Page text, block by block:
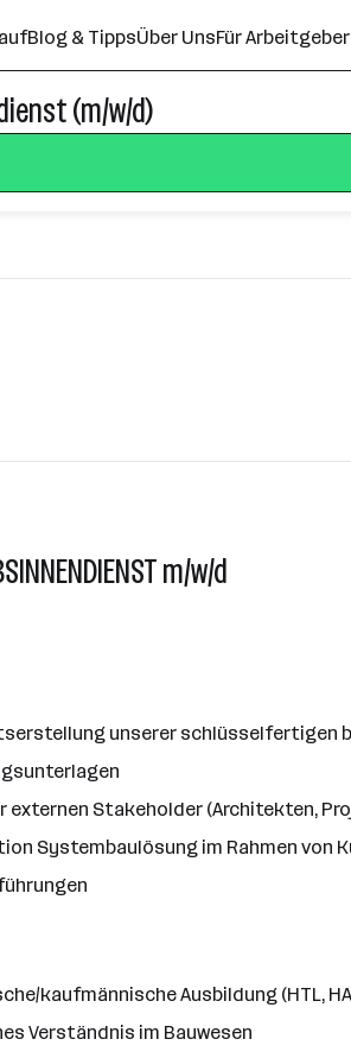
Blog & TippsÜber UnsFür Arbeitgeber
(m/w/d)
m/w/d
unserer schlüsselfertigen
externen Stakeholder (Architekten,
Systembaulösung im Rahmen von
kaufmännische Ausbildung (HTL,
Verständnis im Bauwesen